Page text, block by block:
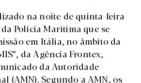
na noite de quinta-feira
Polícia Marítima que se
em Itália, no âmbito da
da Agência Frontex,
da Autoridade
(AMN). Segundo a AMN, os